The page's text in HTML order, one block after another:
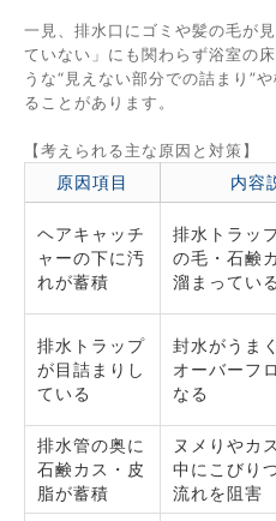
一見、排水口にゴミや髪の毛が
ていない」にも関わらず浴室の
うな“見えない部分での詰まり”
ることがあります。
【考えられる主な原因と対策】
原因項目 内容
ヘアキャッチ
ャーの下に汚
れが蓄積
排水トラッ
の毛・石鹸
溜まっている
排水トラップ
が目詰まりし
ている
封水がうま
オーバーフ
なる
排水管の奥に
石鹸カス・皮
脂が蓄積
ヌメりやカ
中にこびり
流れを阻害